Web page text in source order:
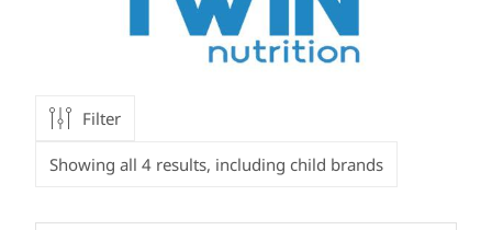
Filter
Showing all 4 results, including child brands